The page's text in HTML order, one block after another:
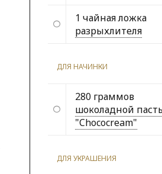
1 чайная ложка
разрыхлителя
ДЛЯ НАЧИНКИ
280 граммов
шоколадной
"Chococream"
ДЛЯ УКРАШЕНИЯ